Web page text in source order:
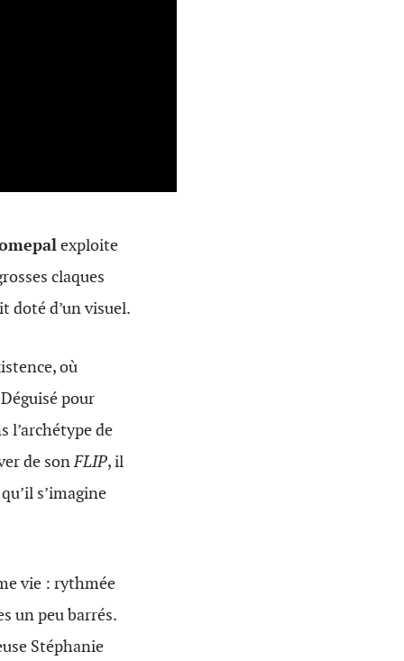
exploite
claques
doté d’un visuel.
où
pour
l’archétype de
de sonFLIP, il
s’imagine
vie : rythmée
un peu barrés.
Stéphanie